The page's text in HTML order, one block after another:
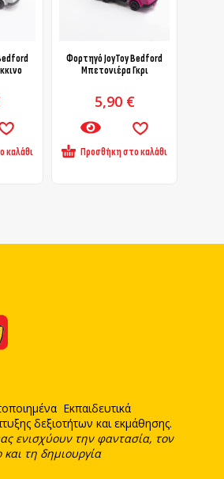
καλάθι
Φορτηγό JoyToy Bedford
Μπετονιέρα Γκρι
5,90 €
Προσθήκη στο καλάθι
Εκπαιδευτικά
δεξιοτήτων και εκμάθησης.
ενισχύουν την φαντασία, τον
και τη δημιουργία